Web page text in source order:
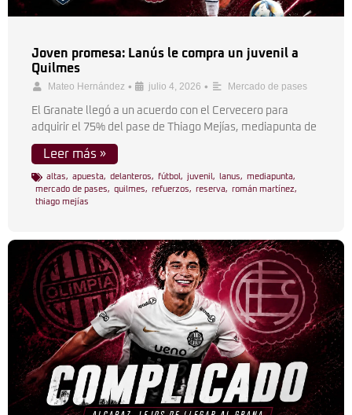
Joven promesa: Lanús le compra un juvenil a
Quilmes
Mateo Hernández • julio 4, 2026 • Mercado de pases
El Granate llegó a un acuerdo con el Cervecero para
adquirir el 75% del pase de Thiago Mejías, mediapunta de
Leer más »
altas, apuesta, delanteros, fútbol , juvenil , lanus, mediapunta,
mercado de pases, quilmes, refuerzos, reserva, román martínez,
thiago mejías